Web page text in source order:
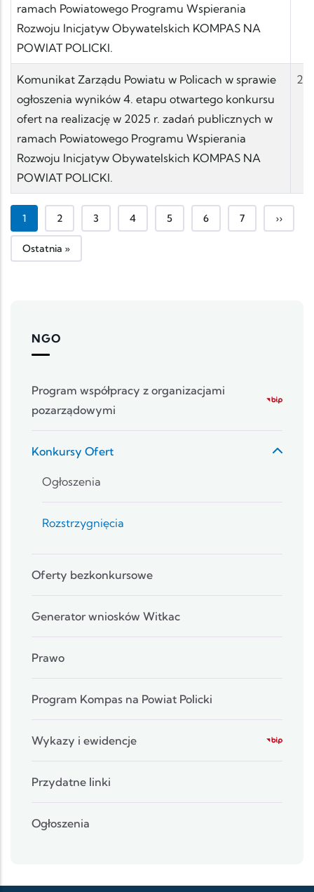
ramach Powiatowego Programu Wspierania
Rozwoju Inicjatyw Obywatelskich KOMPAS NA
POWIAT POLICKI.
Komunikat Zarządu Powiatu w Policach w sprawie
ogłoszenia wyników 4. etapu otwartego konkursu
ofert na realizację w 2025 r. zadań publicznych w
ramach Powiatowego Programu Wspierania
Rozwoju Inicjatyw Obywatelskich KOMPAS NA
POWIAT POLICKI.
Bieżąca strona
1 Strona
2 Strona
3 Strona
4 Strona
5 Strona
6 Strona
7 ››
Ostatnia strona
Ostatnia »
NGO
Program współpracy z organizacjami
pozarządowymi
Konkursy Ofert
Ogłoszenia
Rozstrzygnięcia
Oferty bezkonkursowe
Generator wniosków Witkac
Prawo
Program Kompas na Powiat Policki
Wykazy i ewidencje
Przydatne linki
Ogłoszenia